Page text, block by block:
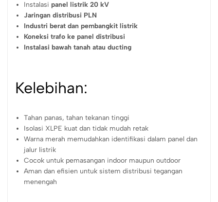
Instalasipanel listrik 20 kV
Jaringan distribusi PLN
Industri berat dan pembangkit listrik
Koneksi trafo ke panel distribusi
Instalasi bawah tanah atau ducting
Kelebihan:
Tahan panas, tahan tekanan tinggi
Isolasi XLPE kuat dan tidak mudah retak
Warna merah memudahkan identifikasi dalam panel dan
jalur listrik
Cocok untuk pemasangan indoor maupun outdoor
Aman dan efisien untuk sistem distribusi tegangan
menengah